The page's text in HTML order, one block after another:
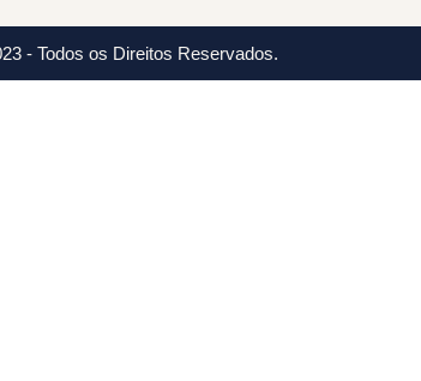
- Todos os Direitos Reservados.